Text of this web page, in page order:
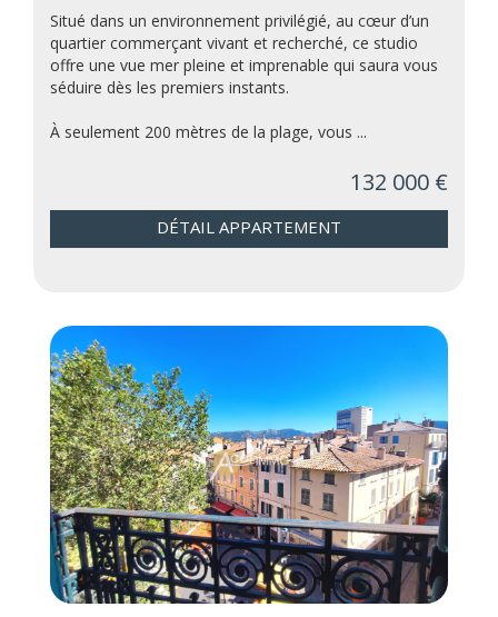
Situé dans un environnement privilégié, au cœur d’un
quartier commerçant vivant et recherché, ce studio
offre une vue mer pleine et imprenable qui saura vous
séduire dès les premiers instants.
À seulement 200 mètres de la plage, vous ...
132 000 €
DÉTAIL APPARTEMENT